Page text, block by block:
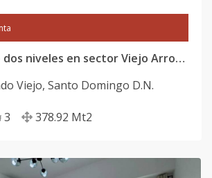
Venta casa de dos niveles en sector Viejo Arroyo Hondo
Viejo, Santo Domingo D.N.
3 378.92 Mt2